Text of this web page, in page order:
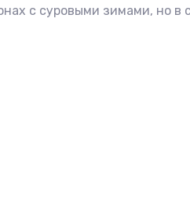
с суровыми зимами, но